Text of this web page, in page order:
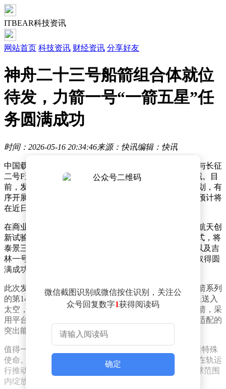
ITBEAR科技资讯
网站首页 科技资讯 财经资讯 分享好友
神舟二十三号船箭组合体就位
待发，力箭一号“一箭五星”任
务圆满成功
时间：2026-05-16 20:34:46来源：快讯编辑：快讯
中国载人航天工程迎来新进展，神舟二十三号载人飞船与长征
二号F遥二十三运载火箭的组合体已顺利转运至发射区域。目
前，发射场各项设施运行状态稳定，后续将依照既定计划，有
序开展发射前的功能检查、联合测试等关键准备工作，预计将
在近日择机实施发射任务。
在商业航天领域，力箭一号遥十三运载火箭于东风商业航天创
新试验区成功发射升空。此次发射采用“一箭五星”的方式，将
泰景三号05A/05B星、天仪50星、天雁27星（有戏号）以及吉
林一号高分03D55星精准送入预定轨道，飞行试验任务取得圆
满成功。
此次发射意义重大，是力箭一号的第13次飞行，也是力箭系列
的第14次发射。截至目前，力箭系列已累计将100颗卫星送入
太空，入轨总质量超过18吨。力箭一号作为固体运载火箭，采
用平台化设计与脉动式生产模式，具备快速响应和多星适配的
突出能力，为商业航天发展提供了有力支撑。
值得一提的是，此次发射的5颗卫星中，天雁27星肩负着特殊
使命。它是一颗专门服务于文化传播的卫星，旨在通过在轨运
行推动“中国有戏”IP的国际传播，让中国优秀文化在全球范围
内绽放光彩。
微信截图识别或微信按住识别，关注公
众号回复数字1获得阅读码
确定